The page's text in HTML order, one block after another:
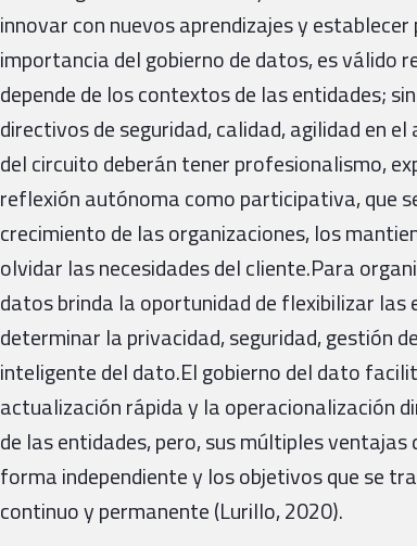
innovar con nuevos aprendizajes y
importancia del gobierno de datos, es válido
depende de los contextos de las entidades;
directivos de seguridad, calidad, agilidad en
del circuito deberán tener profesionalismo,
reflexión autónoma como participativa, que
crecimiento de las organizaciones, los
olvidar las necesidades del cliente.Para
datos brinda la oportunidad de flexibilizar
determinar la privacidad, seguridad, gestión
inteligente del dato.El gobierno del dato
actualización rápida y la operacionalización
de las entidades, pero, sus múltiples
forma independiente y los objetivos que se
continuo y permanente (Lurillo, 2020).